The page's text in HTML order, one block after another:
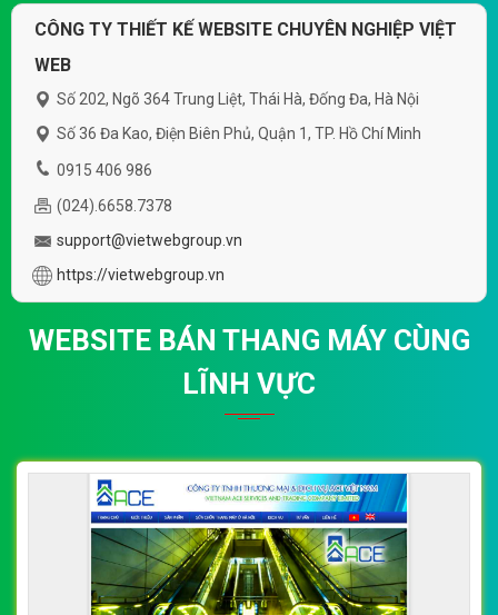
CÔNG TY THIẾT KẾ WEBSITE CHUYÊN NGHIỆP VIỆT
WEB
Số 202, Ngõ 364 Trung Liệt, Thái Hà, Đống Đa, Hà Nội
Số 36 Đa Kao, Điện Biên Phủ, Quận 1, TP. Hồ Chí Minh
0915 406 986
(024).6658.7378
support@vietwebgroup.vn
https://vietwebgroup.vn
WEBSITE BÁN THANG MÁY CÙNG
LĨNH VỰC